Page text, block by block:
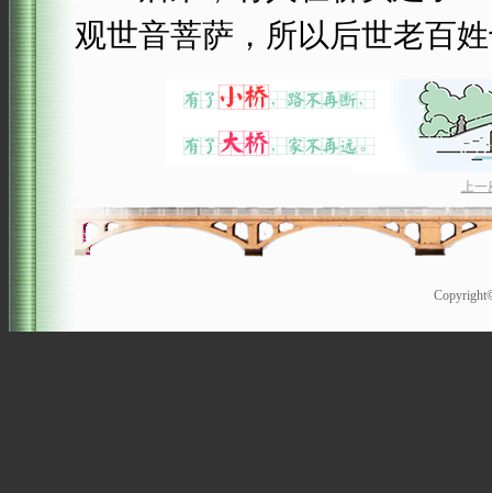
观世音菩萨，所以后世老百
上一